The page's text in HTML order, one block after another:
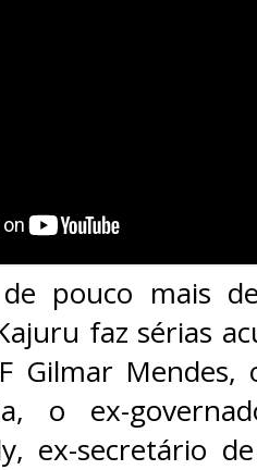
pouco mais
faz sérias
Gilmar Mendes,
o ex-
ex-secretário